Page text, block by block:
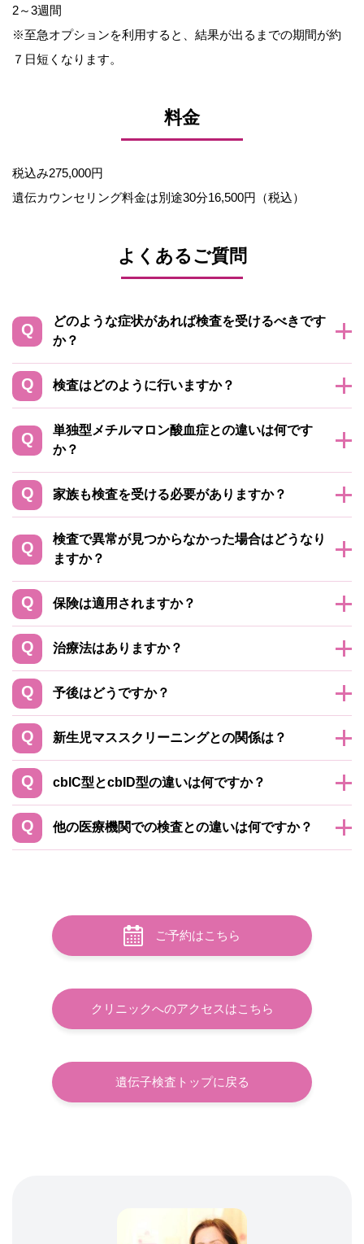
2～3週間
※至急オプションを利用すると、結果が出るまでの期間が約
７日短くなります。
料金
税込み275,000円
遺伝カウンセリング料金は別途30分16,500円（税込）
よくあるご質問
どのような症状があれば検査を受けるべきです
か？
検査はどのように行いますか？
単独型メチルマロン酸血症との違いは何です
か？
家族も検査を受ける必要がありますか？
検査で異常が見つからなかった場合はどうなり
ますか？
保険は適用されますか？
治療法はありますか？
予後はどうですか？
新生児マススクリーニングとの関係は？
cblC型とcblD型の違いは何ですか？
他の医療機関での検査との違いは何ですか？
ご予約はこちら
クリニックへのアクセスはこちら
遺伝子検査トップに戻る